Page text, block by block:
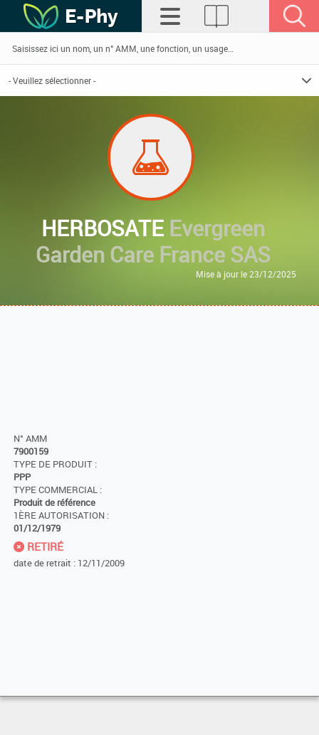
HERBOSATE Evergreen
Garden Care France SAS
Mise à jour le 23/12/2025
N° AMM
7900159
TYPE DE PRODUIT :
PPP
TYPE COMMERCIAL :
Produit de référence
1ÈRE AUTORISATION :
01/12/1979
RETIRÉ
date de retrait : 12/11/2009